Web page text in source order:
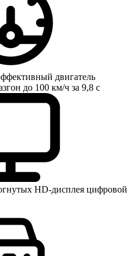
двигатель
до 100 км/ч за 9,8 с
HD-дисплея цифровой